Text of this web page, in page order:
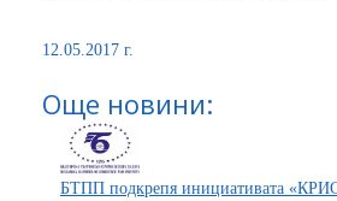
12.05.2017 г.
Още новини:
БТПП подкрепя инициативата